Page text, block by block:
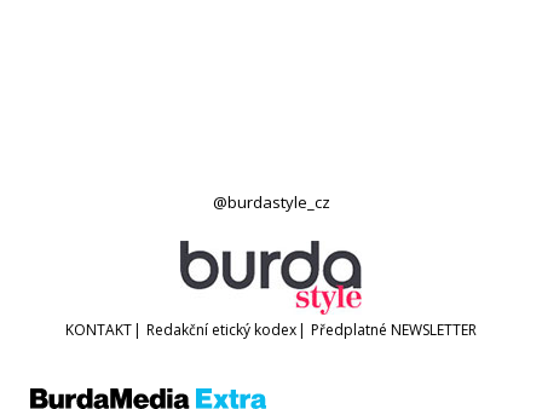
@burdastyle_cz
KONTAKT| Redakční etický kodex| Předplatné NEWSLETTER